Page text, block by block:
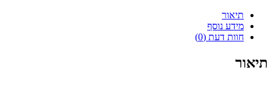
תיאור
מידע נוסף
חוות דעת (0)
תיאור